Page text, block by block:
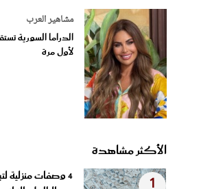
مشاهير العرب
الدراما السورية
لأول مرة
الأكثر مشاهدة
4 وصفات منزلية